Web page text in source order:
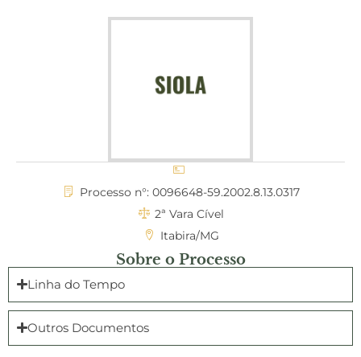
Processo n°: 0096648-59.2002.8.13.0317
2ª Vara Cível
Itabira/MG
Sobre o Processo
Linha do Tempo
Outros Documentos